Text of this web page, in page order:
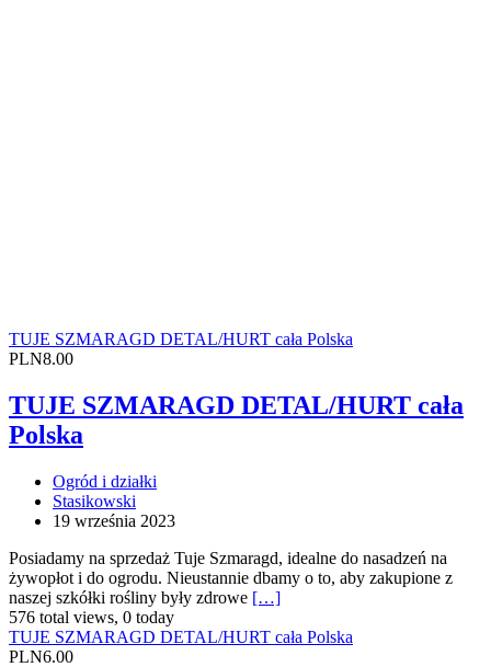
TUJE SZMARAGD DETAL/HURT cała Polska
PLN8.00
TUJE SZMARAGD DETAL/HURT cała
Polska
Ogród i działki
Stasikowski
19 września 2023
Posiadamy na sprzedaż Tuje Szmaragd, idealne do nasadzeń na
żywopłot i do ogrodu. Nieustannie dbamy o to, aby zakupione z
naszej szkółki rośliny były zdrowe […]
576 total views, 0 today
TUJE SZMARAGD DETAL/HURT cała Polska
PLN6.00